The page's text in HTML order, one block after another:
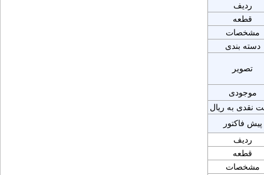
ردیف
قطعه
مشخصات
دسته بندی
تصویر
موجودی
نقدی به ریال
پیش فاکتور
ردیف
قطعه
مشخصات